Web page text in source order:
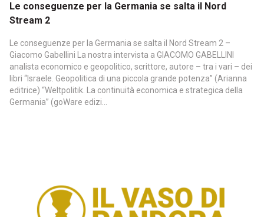
Le conseguenze per la Germania se salta il Nord
Stream 2
Le conseguenze per la Germania se salta il Nord Stream 2 –
Giacomo Gabellini La nostra intervista a GIACOMO GABELLINI
analista economico e geopolitico, scrittore, autore – tra i vari – dei
libri “Israele. Geopolitica di una piccola grande potenza” (Arianna
editrice) “Weltpolitik. La continuità economica e strategica della
Germania” (goWare edizi...